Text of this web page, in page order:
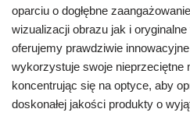
oparciu o dogłębne
wizualizacji obrazu jak i
oferujemy prawdziwie
wykorzystuje swoje nieprzeciętne
koncentrując się na optyce, aby
doskonałej jakości produkty o